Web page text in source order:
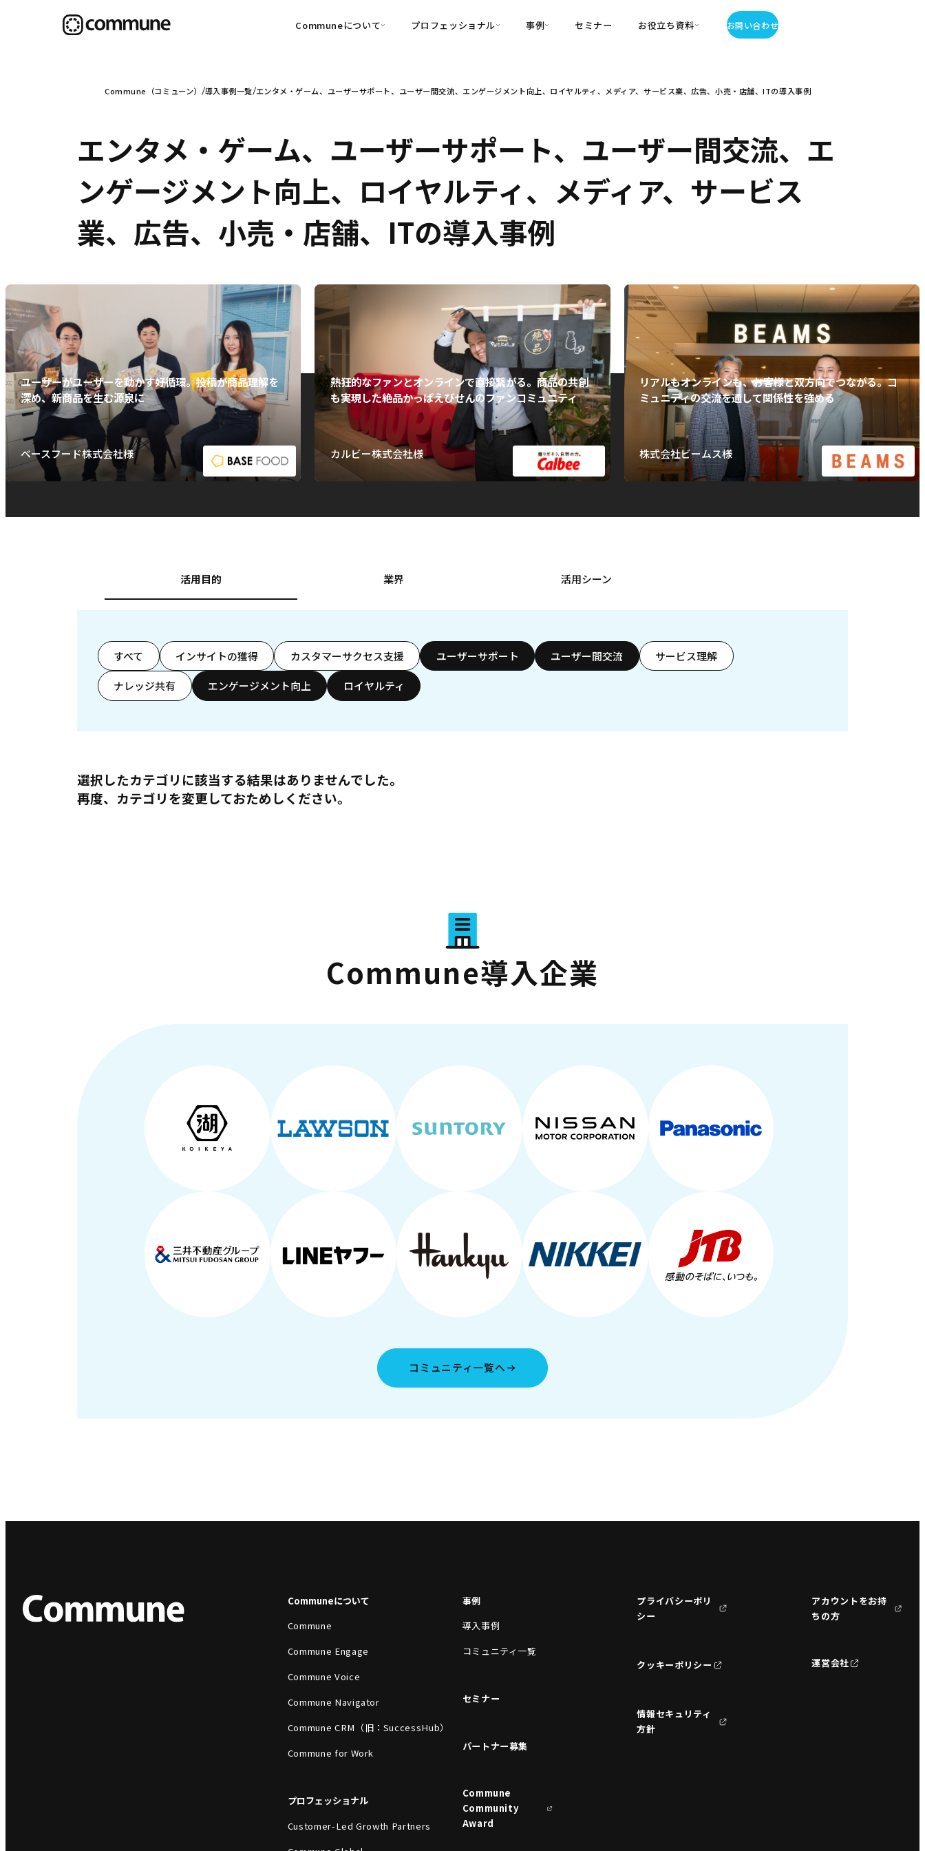
Communeについて
可視化
育成
・Commune Voice ・Commune Navigator
信頼を醸成する信頼起点経営基盤
・Commune CRM（旧：
SuccessHub）
社内コミュニケーションの変革を支援
・Commune for Work
プロフェッショナル
・Customer-Led Growth
事例
導入事例
セミナー お役立ち資料
・お役立ち資料
お問い合わせ
Commune（コミューン） 導入事例一覧 エンタメ・ゲーム、ユーザーサポート、ユーザー間交流、エンゲージメント向上、ロイヤルティ、メディア、サービス業、広告、小売・店舗、ITの導入事例
エンタメ・ゲーム、ユーザーサポート、ユーザー間交流、エ
ンゲージメント向上、ロイヤルティ、メディア、サービス
業、広告、小売・店舗、ITの導入事例
ユーザーがユーザーを動かす好循環。投稿が商品理解を
深め、新商品を生む源泉に
ベースフード株式会社様
熱狂的なファンとオンラインで直接繋がる。商品の共創
も実現した絶品かっぱえびせんのファンコミュニティ
カルビー株式会社様
リアルもオンラインも、お客様と双方向でつながる。コ
ミュニティの交流を通して関係性を強める
株式会社ビームス様
活用目的 業界 活用シーン
すべて インサイトの獲得 カスタマーサクセス支援 ユーザーサポート ユーザー間交流 サービス理解
ナレッジ共有 エンゲージメント向上 ロイヤルティ
選択したカテゴリに該当する結果はありませんでした。
再度、カテゴリを変更しておためしください。
Commune導入企業
コミュニティ一覧へ
Communeについて
Commune
Commune Engage
Commune Voice
Commune Navigator
Commune CRM（旧：SuccessHub）
Commune for Work
プロフェッショナル
Customer-Led Growth Partners
事例
導入事例
コミュニティ一覧
セミナー
パートナー募集
Commune
Community
Award
プライバシーポリ
シー
クッキーポリシー
情報セキュリティ
方針
アカウントをお持
ちの方
運営会社